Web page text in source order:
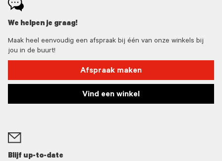
We helpen je graag!
Maak heel eenvoudig een afspraak bij één van onze winkels bij
jou in de buurt!
Afspraak maken
Vind een winkel
Blijf up-to-date